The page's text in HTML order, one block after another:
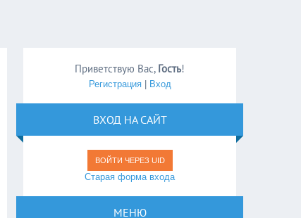
Приветствую Вас, Гость!
Регистрация| Вход
ВХОД НА САЙТ
ВОЙТИ ЧЕРЕЗ UID
Старая форма входа
МЕНЮ